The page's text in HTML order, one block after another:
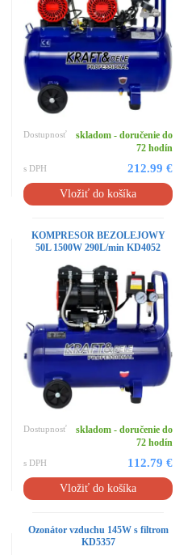
Dostupnosť
skladom - doručenie do
72 hodín
s DPH 212.99 €
Vložiť do košíka
KOMPRESOR BEZOLEJOWY
50L 1500W 290L/min KD4052
Dostupnosť
skladom - doručenie do
72 hodín
s DPH 112.79 €
Vložiť do košíka
Ozonátor vzduchu 145W s filtrom
KD5357